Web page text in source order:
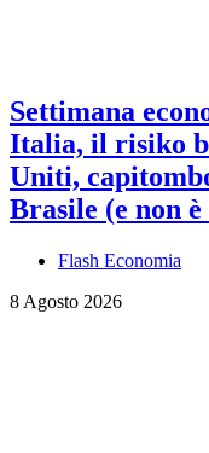
Settimana
Italia, il risiko
Uniti,
Brasile (e non
Flash Economia
8 Agosto 2026